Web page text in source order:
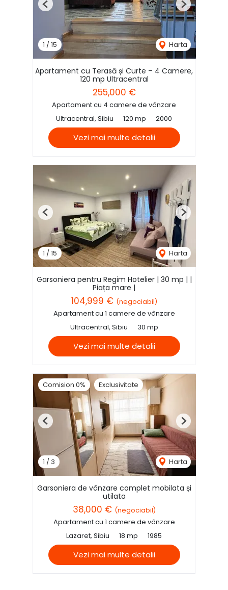
1 / 15 Harta
Previous Next
Apartament cu Terasă și Curte – 4 Camere,
120 mp Ultracentral
255,000 €
Apartament cu 4 camere de vânzare
Ultracentral, Sibiu
120 mp 2000
Vezi mai multe detalii
1 /15 Harta
Previous Next
Garsoniera pentru Regim Hotelier | 30 mp | |
Piața mare |
104,999 € (negociabil)
Apartament cu 1 camere de vânzare
Ultracentral, Sibiu
30 mp
Vezi mai multe detalii
Comision 0% Exclusivitate
1 / 3 Harta
Previous Next
Garsoniera de vânzare complet mobilata și
utilata
38,000 € (negociabil)
Apartament cu 1 camere de vânzare
Lazaret, Sibiu
18 mp 1985
Vezi mai multe detalii